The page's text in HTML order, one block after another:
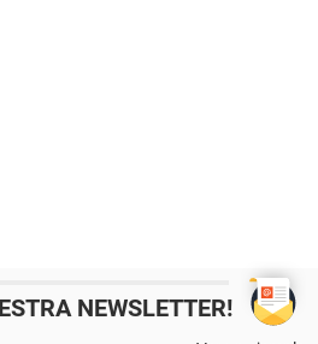
NEWSLETTER!